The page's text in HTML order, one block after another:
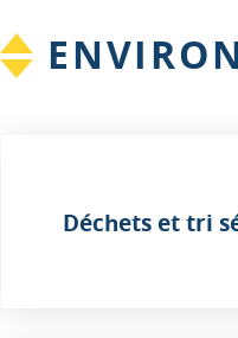
Déchets et tri